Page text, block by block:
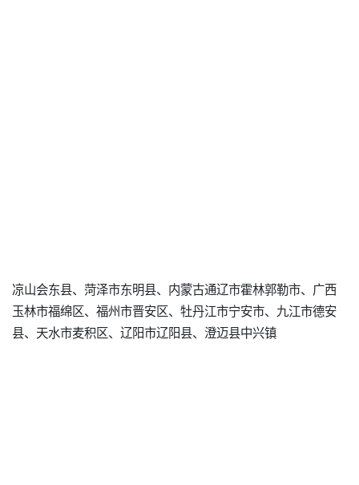
凉山会东县、菏泽市东明县、内蒙古通辽市霍林郭勒市、广西
玉林市福绵区、福州市晋安区、牡丹江市宁安市、九江市德安
县、天水市麦积区、辽阳市辽阳县、澄迈县中兴镇